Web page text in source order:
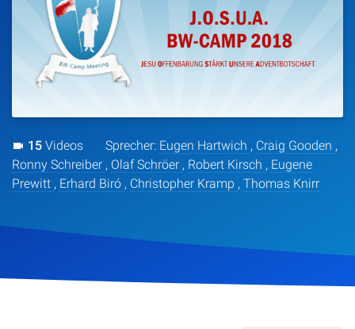
15 Videos Sprecher: Eugen Hartwich , Craig Gooden ,
Ronny Schreiber , Olaf Schröer , Robert Kirsch , Eugene
Prewitt , Erhard Biró , Christopher Kramp , Thomas Knirr
Artikel
Podcasts
Über Uns